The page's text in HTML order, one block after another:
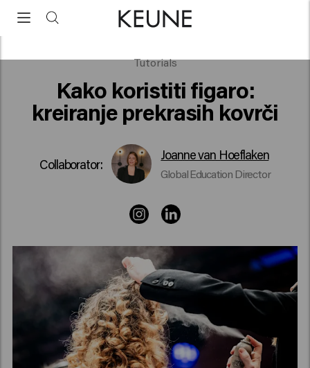
Ondulator de păr Tutorials
Kako koristiti figaro:
kreiranje prekrasih kovrči
Collaborator:
Joanne van Hoeflaken
Global Education Director